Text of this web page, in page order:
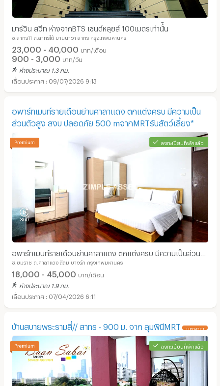
มาร์วิน สวีท ห่างจากBTS เซนต์หลุยส์ 100เมตรเท่านั้ัน
ซ.สาทร11 ถ.สาทรใต้ ยานนาวา สาทร กรุงเทพมหานคร
23,000 - 40,000 บาท/เดือน
900 - 3,000 บาท/วัน
ห่างประมาณ 1.3 กม.
09/07/2026 9:13
อพาร์ทเมนท์รายเดือนย่านศาลาแดง ตกแต่งครบ มีความเป็น
ส่วนตัวสูง สงบ ปลอดภัย 500 mจากMRTรับสัตว์เลี้ยง*
ลงทะเบียนที่พักแล้ว
อพาร์ทเมนท์รายเดือนย่านศาลาแดง ตกแต่งครบ มีความเป็นส่วน
ตัวสูง สงบ ปลอดภัย 500 mจากMRTรับสัตว์เลี้ยง*
ซ.ยมราช ถ.ศาลาแดง สีลม บางรัก กรุงเทพมหานคร
18,000 - 45,000 บาท/เดือน
ห่างประมาณ 1.9 กม.
07/04/2026 6:11
บ้านสบายพระรามสี่// สาทร - 900 ม. จาก ลุมพินีMRT UPDATE !
ลงทะเบียนที่พักแล้ว